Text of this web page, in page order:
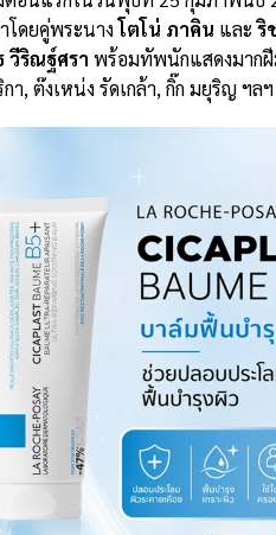
โดยคู่พระนางโตโน่ ภาคิน และริ
วีริณฐ์ศรา พร้อมทัพนักแสดงมากฝี
า, ต๊งเหน่ง รัดเกล้า, กิ๊ก มยุริญ ฯลฯ